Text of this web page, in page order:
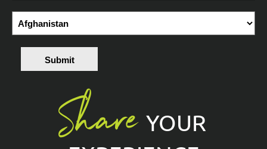
Submit
Share YOUR